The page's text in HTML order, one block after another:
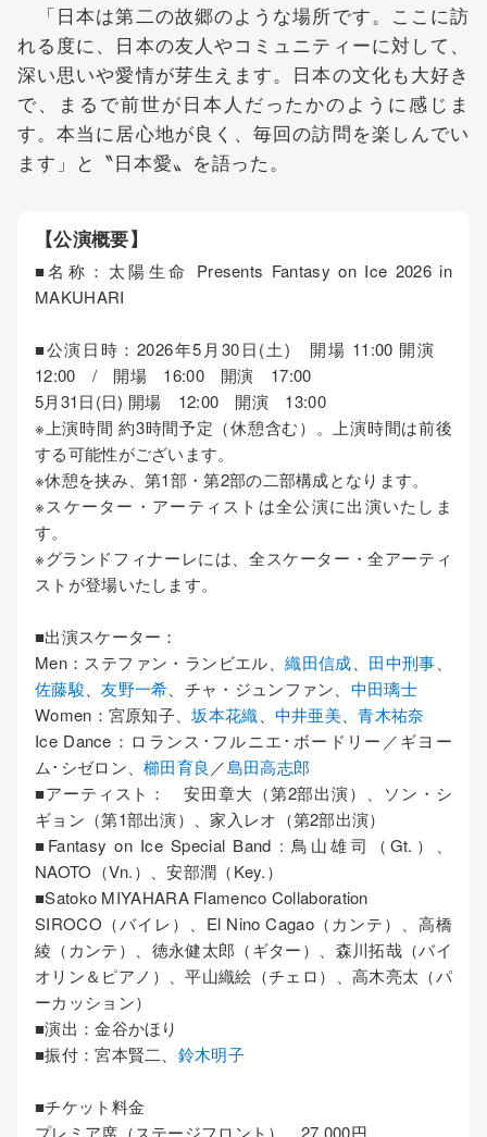
「日本は第二の故郷のような場所です。ここに訪
れる度に、日本の友人やコミュニティーに対して、
深い思いや愛情が芽生えます。日本の文化も大好き
で、まるで前世が日本人だったかのように感じま
す。本当に居心地が良く、毎回の訪問を楽しんでい
ます」と〝日本愛〟を語った。
【公演概要】
■名称：太陽生命 Presents Fantasy on Ice 2026 in
MAKUHARI
■公演日時：2026年5月30日(土) 開場 11:00 開演
12:00 / 開場 16:00 開演 17:00
5月31日(日) 開場 12:00 開演 13:00
※上演時間 約3時間予定（休憩含む）。上演時間は前後
する可能性がございます。
※休憩を挟み、第1部・第2部の二部構成となります。
※スケーター・アーティストは全公演に出演いたしま
す。
※グランドフィナーレには、全スケーター・全アーティ
ストが登場いたします。
■出演スケーター：
Men：ステファン・ランビエル、織田信成 田中刑事
佐藤駿 、友野一希 、チャ・ジュンファン、 中田璃士
Women：宮原知子、坂本花織 中井亜美 、青木祐奈
Ice Dance：ロランス･フルニエ･ボードリー／ギヨー
ム･シゼロン、櫛田育良 ／島田高志郎
■アーティスト： 安田章大（第2部出演）、ソン・シ
ギョン（第1部出演）、家入レオ（第2部出演）
■Fantasy on Ice Special Band : 鳥山雄司（Gt.）、
NAOTO（Vn.）、安部潤（Key.）
■Satoko MIYAHARA Flamenco Collaboration
SIROCO（バイレ）、El Nino Cagao（カンテ）、高橋
綾（カンテ）、徳永健太郎（ギター）、森川拓哉（バイ
オリン＆ピアノ）、平山織絵（チェロ）、高木亮太（パ
ーカッション）
■演出：金谷かほり
■振付：宮本賢二、 鈴木明子
■チケット料金
プレミア席（ステージフロント） 27,000円